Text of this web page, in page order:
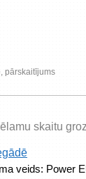
pārskaitījums
skaitu
veids: Power